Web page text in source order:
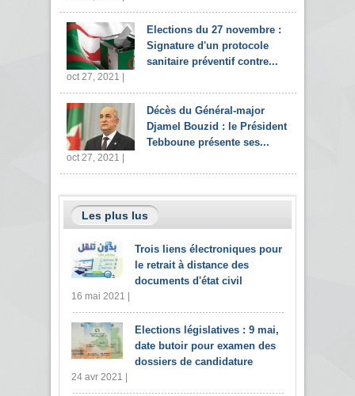
Elections du 27 novembre :
Signature d'un protocole
sanitaire préventif contre...
oct 27, 2021 |
Décès du Général-major
Djamel Bouzid : le Président
Tebboune présente ses...
oct 27, 2021 |
Les plus lus
Trois liens électroniques pour
le retrait à distance des
documents d'état civil
16 mai 2021 |
Elections législatives : 9 mai,
date butoir pour examen des
dossiers de candidature
24 avr 2021 |